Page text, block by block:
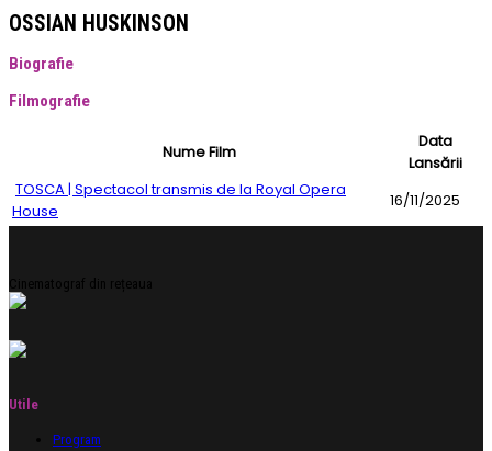
OSSIAN HUSKINSON
Biografie
Filmografie
Nume Film
Data
Lansării
TOSCA | Spectacol transmis de la Royal Opera
House
16/11/2025
Cinematograf din rețeaua
Utile
Program